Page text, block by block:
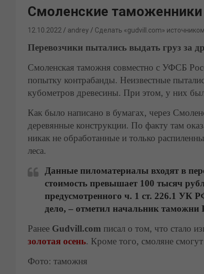
Смоленские таможенники
12.10.2022 andrey Сделать «gudvill.com»
Перевозчики пытались выдать груз за
Смоленская таможня совместно с УФСБ
попытку контрабанды. Неизвестные
кубометров древесины. При этом, у них
Как было написано в бумагах, через
деревянные конструкции. По факту там
никак не обработанные и только
леса.
Данные пиломатериалы входят в
стоимость превышает 100 тысяч
предусмотренного ч. 1 ст. 226.1 УК
дело, – отметил начальник таможни
Ранее Gudvill.com писал о том, что стало
золотая осень. Кроме того, смоляне
Фото: таможня